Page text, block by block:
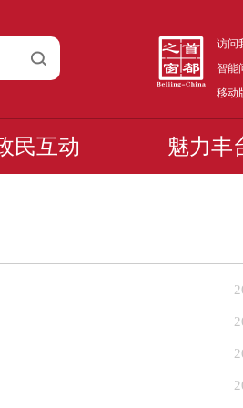
访问
智能
移动
民互动 魅力丰